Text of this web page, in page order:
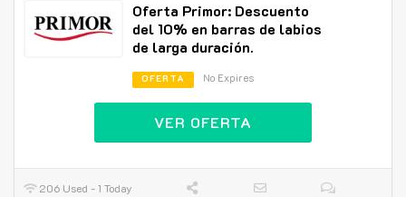
Oferta Primor: Descuento
del 10% en barras de labios
de larga duración.
OFERTA No Expires
VER OFERTA
206 Used - 1 Today